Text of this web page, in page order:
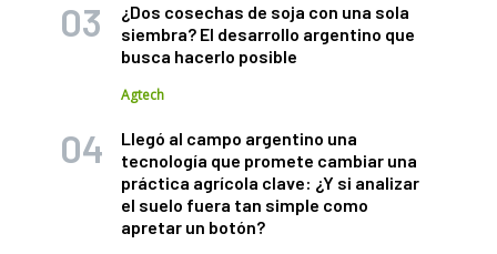
¿Dos cosechas de soja con una sola
siembra? El desarrollo argentino que
busca hacerlo posible
Agtech
Llegó al campo argentino una
tecnología que promete cambiar una
práctica agrícola clave: ¿Y si analizar
el suelo fuera tan simple como
apretar un botón?